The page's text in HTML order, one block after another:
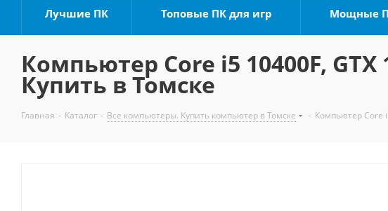
Лучшие ПК Топовые ПК для игр Мощные
Компьютер Core i5 10400F, GTX
Купить в Томске
Главная - Каталог - Все компьютеры. Купить компьютер в Томске - Компьютер Core